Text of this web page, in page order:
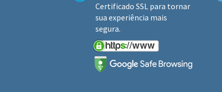
Certificado SSL para tornar
sua experiência mais
segura.